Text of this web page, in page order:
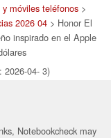
móviles teléfonos >
2026 04 > Honor El
inspirado en el Apple
2026-04- 3)
Notebookcheck may